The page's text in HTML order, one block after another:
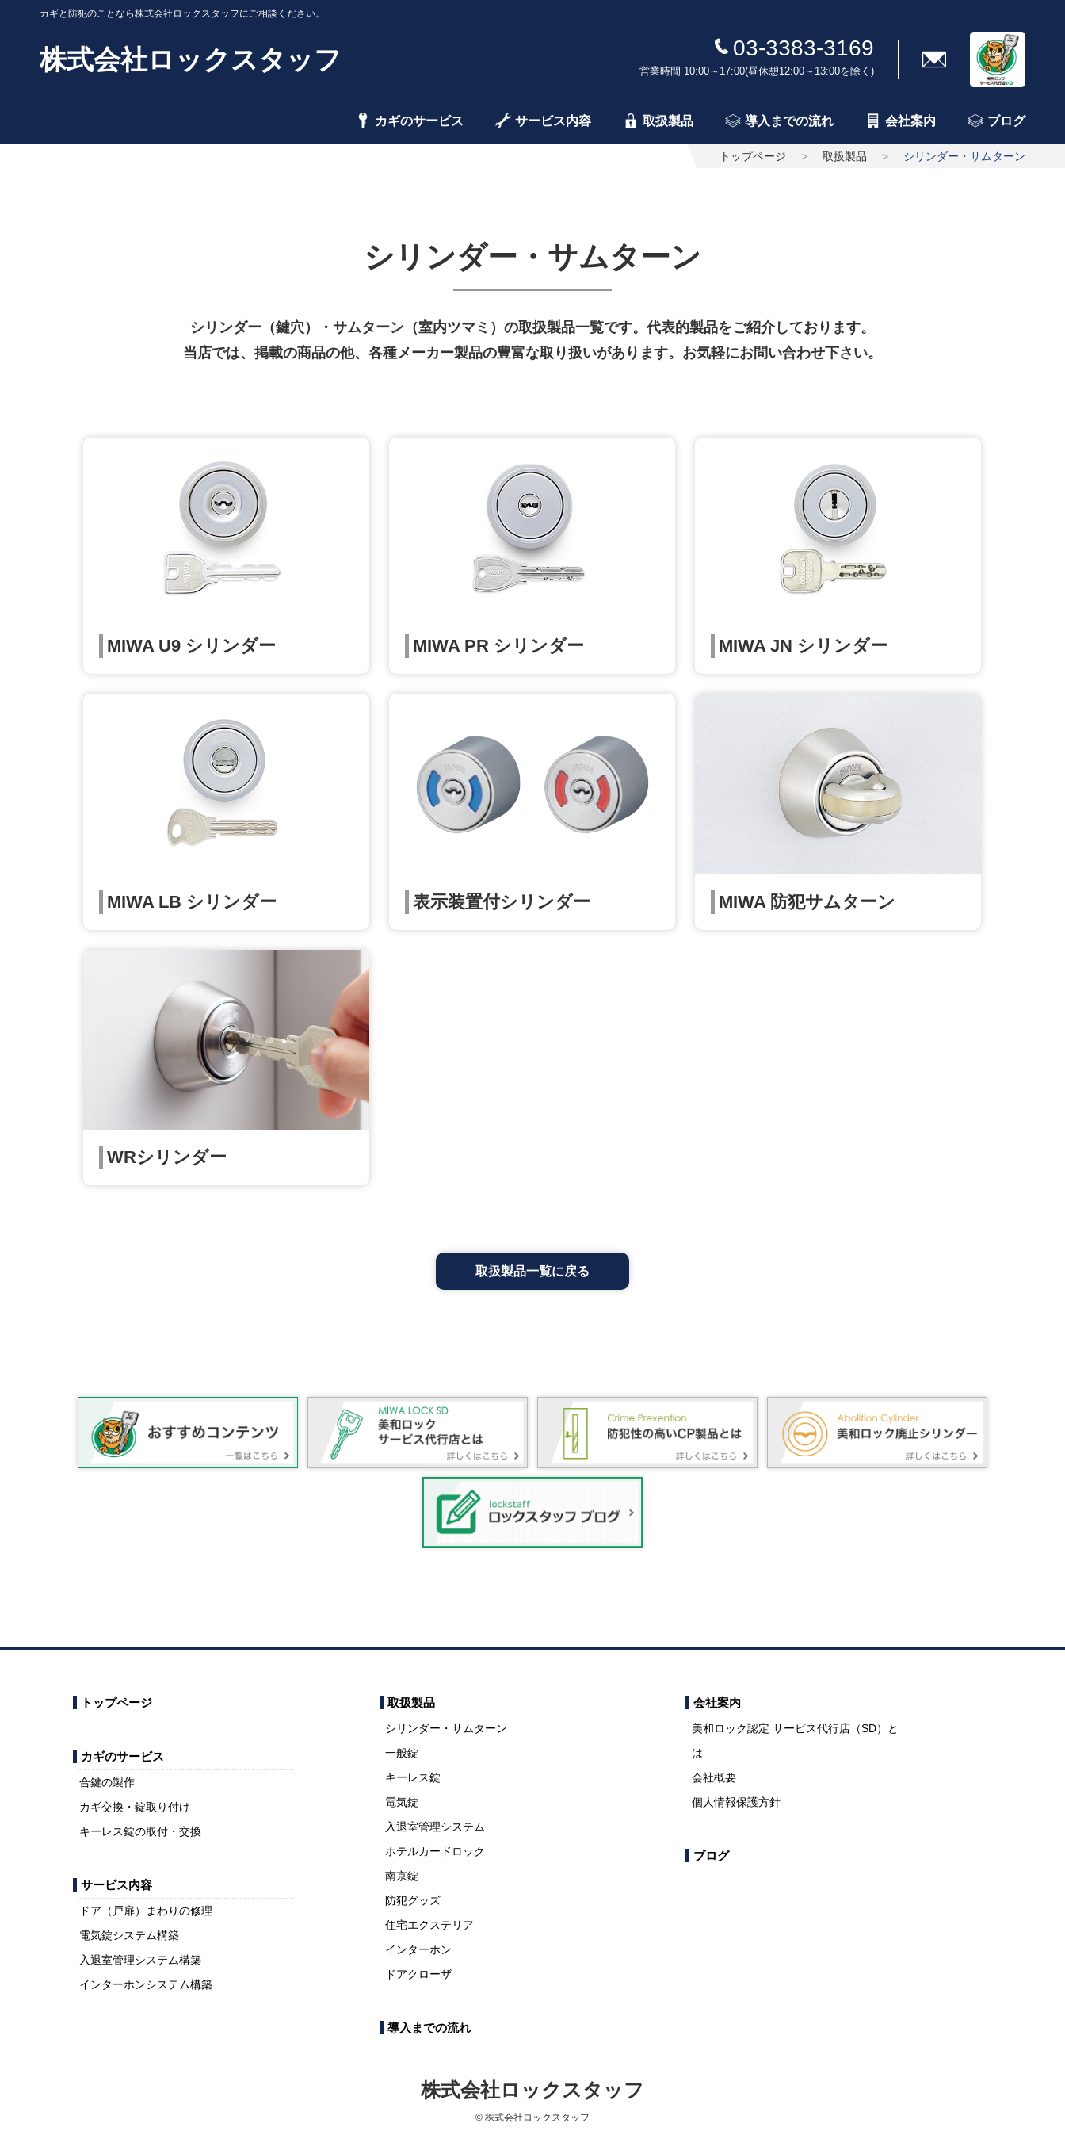
カギと防犯のことなら株式会社ロックスタッフにご相談ください。
株式会社ロックスタッフ 03-3383-3169
営業時間 10:00～17:00(昼休憩12:00～13:00を除く)
カギのサービス サービス内容 取扱製品 導入までの流れ 会社案内 ブログ
トップページ 取扱製品 シリンダー・サムターン
シリンダー・サムターン
シリンダー（鍵穴）・サムターン（室内ツマミ）の取扱製品一覧です。代表的製品をご紹介しております。
当店では、掲載の商品の他、各種メーカー製品の豊富な取り扱いがあります。お気軽にお問い合わせ下さい。
MIWA U9 シリンダー MIWA PR シリンダー MIWA JN シリンダー
MIWA LB シリンダー 表示装置付シリンダー MIWA 防犯サムターン
WRシリンダー
取扱製品一覧に戻る
トップページ
カギのサービス
合鍵の製作
カギ交換・錠取り付け
キーレス錠の取付・交換
サービス内容
ドア（戸扉）まわりの修理
電気錠システム構築
入退室管理システム構築
インターホンシステム構築
取扱製品
シリンダー・サムターン
一般錠
キーレス錠
電気錠
入退室管理システム
ホテルカードロック
南京錠
防犯グッズ
住宅エクステリア
インターホン
ドアクローザ
導入までの流れ
会社案内
美和ロック認定 サービス代行店（SD）と
は
会社概要
個人情報保護方針
ブログ
株式会社ロックスタッフ
© 株式会社ロックスタッフ